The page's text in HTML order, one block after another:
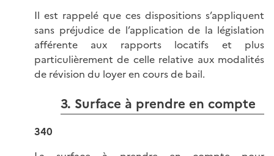
Il est rappelé que ces dispositions s’appliquent
sans préjudice de l’application de la législation
afférente aux rapports locatifs et plus
particulièrement de celle relative aux modalités
de révision du loyer en cours de bail.
3. Surface à prendre en compte
340